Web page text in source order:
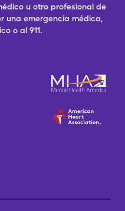
u otro profesional de
una emergencia médica,
o al 911.